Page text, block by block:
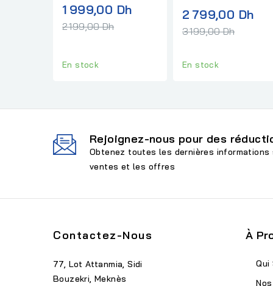
1 999,00 DhPrix
2 199,00 Dh
En stock
2 799,00 DhPrix
3 199,00 Dh
En stock
Rejoignez-nous pour des
Obtenez toutes les dernières informations
ventes et les offres
Contactez-Nous
77, Lot Attanmia, Sidi
Bouzekri, Meknès
À
Qui